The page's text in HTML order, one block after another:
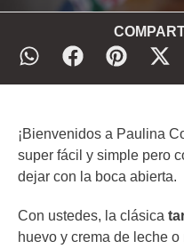
¡Bienvenidos a Paulina
super fácil y simple pero
dejar con la boca abierta.
Con ustedes, la clásica
huevo y crema de leche